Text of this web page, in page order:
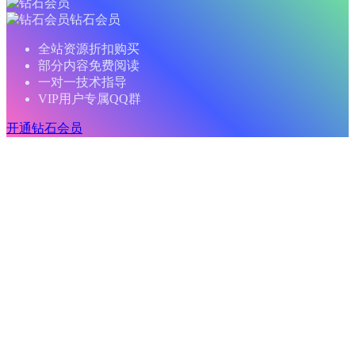
钻石会员
全站资源折扣购买
部分内容免费阅读
一对一技术指导
VIP用户专属QQ群
开通钻石会员